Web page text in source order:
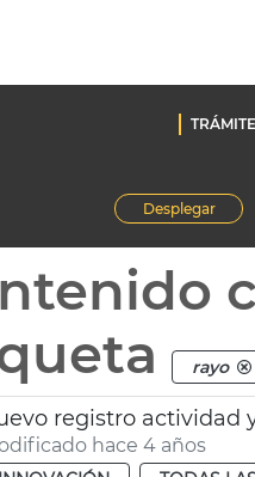
Desplegar
rayo
registro actividad
hace 4 años